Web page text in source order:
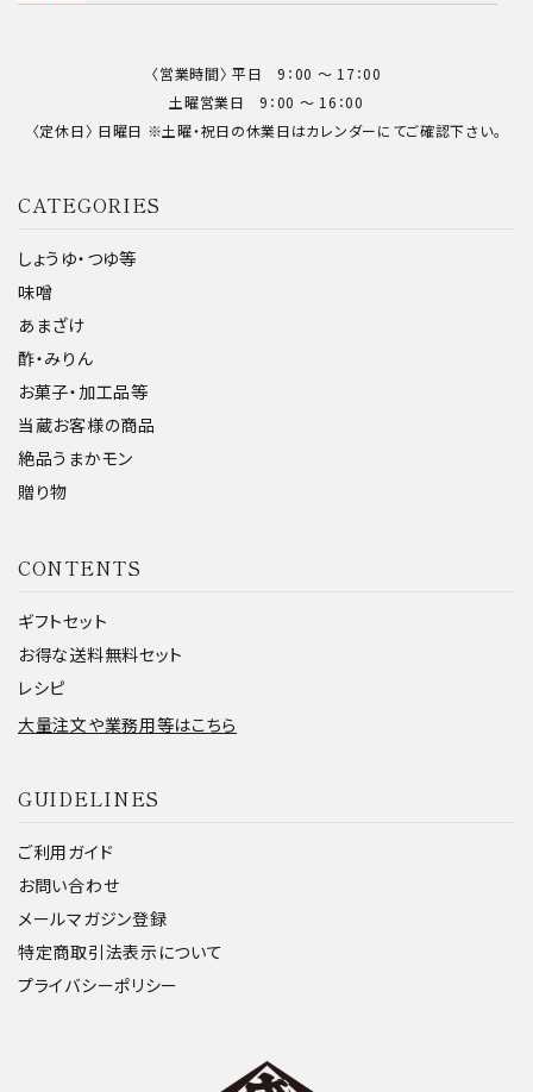
CATEGORIES
しょうゆ・つゆ等
味噌
あまざけ
酢・みりん
お菓子・加工品等
当蔵お客様の商品
絶品うまかモン
贈り物
CONTENTS
ギフトセット
お得な送料無料セット
レシピ
大量注文や業務用等はこちら
GUIDELINES
ご利用ガイド
お問い合わせ
メールマガジン登録
特定商取引法表示について
プライバシーポリシー
〈営業時間〉 平日 9：00 〜 17：00
土曜営業日 9：00 〜 16：00
〈定休日〉 日曜日 ※土曜・祝日の休業日はカレンダーにてご確認下さい。